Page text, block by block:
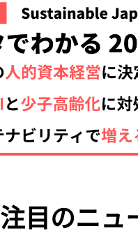
注目のニュ